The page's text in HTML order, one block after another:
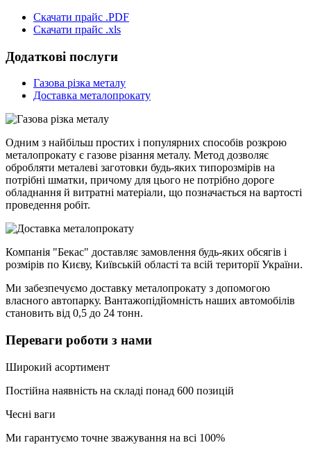
Скачати прайс .PDF
Скачати прайс .xls
Додаткові послуги
Газова різка металу
Доставка металопрокату
Одним з найбільш простих і популярних способів розкрою
металопрокату є газове різання металу. Метод дозволяє
обробляти металеві заготовки будь-яких типорозмірів на
потрібні шматки, причому для цього не потрібно дороге
обладнання й витратні матеріали, що позначається на вартості
проведення робіт.
Компанія "Бекас" доставляє замовлення будь-яких обсягів і
розмірів по Києву, Київській області та всій території України.
Ми забезпечуємо доставку металопрокату з допомогою
власного автопарку. Вантажопідйомність наших автомобілів
становить від 0,5 до 24 тонн.
Переваги роботи з нами
Широкий асортимент
Постійна наявність на складі понад 600 позицій
Чесні ваги
Ми гарантуємо точне зважування на всі 100%